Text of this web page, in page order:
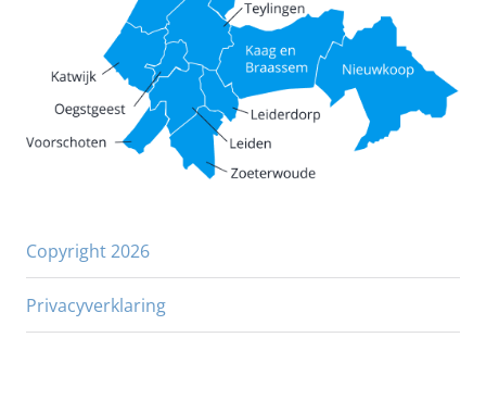
Copyright 2026
Privacyverklaring